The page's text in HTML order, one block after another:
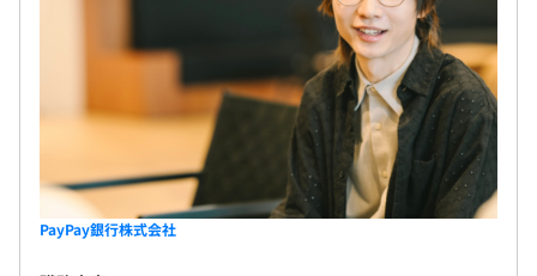
PayPay銀行株式会社